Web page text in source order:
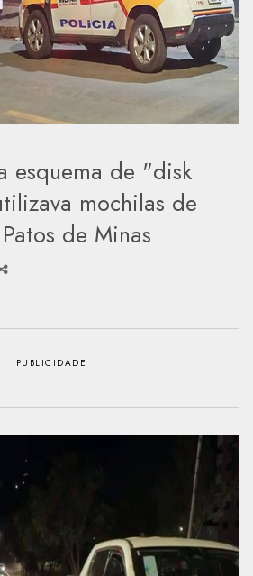
esquema de "disk
mochilas de
de Minas